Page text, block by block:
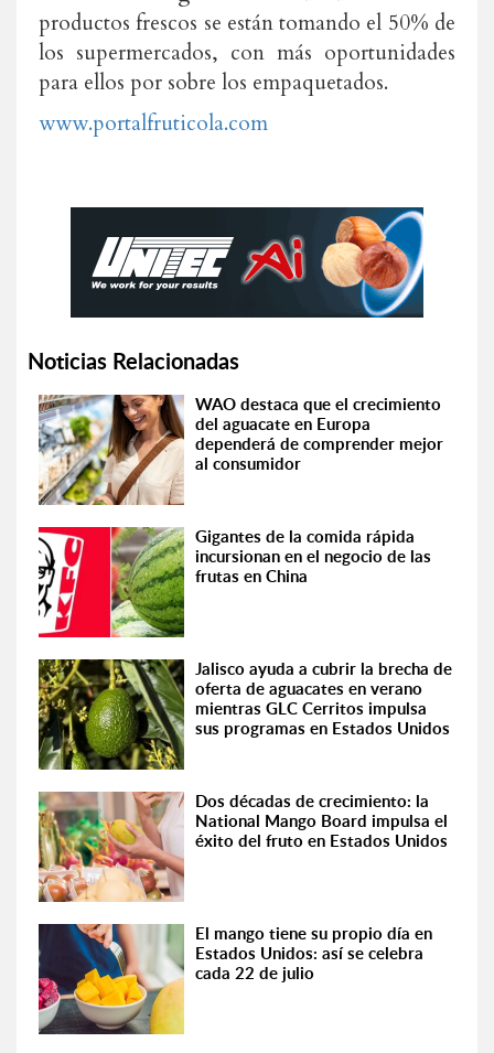
productos frescos se están tomando el 50% de
los supermercados, con más oportunidades
para ellos por sobre los empaquetados.
www.portalfruticola.com
Noticias Relacionadas
WAO destaca que el crecimiento
del aguacate en Europa
dependerá de comprender mejor
al consumidor
Gigantes de la comida rápida
incursionan en el negocio de las
frutas en China
Jalisco ayuda a cubrir la brecha de
oferta de aguacates en verano
mientras GLC Cerritos impulsa
sus programas en Estados Unidos
Dos décadas de crecimiento: la
National Mango Board impulsa el
éxito del fruto en Estados Unidos
El mango tiene su propio día en
Estados Unidos: así se celebra
cada 22 de julio